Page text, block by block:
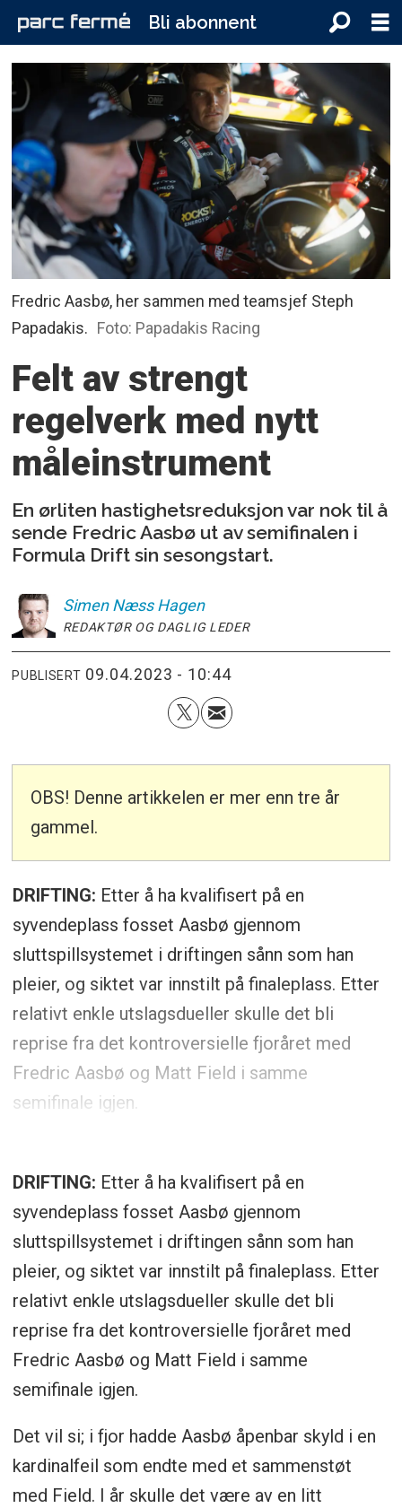
Bli abonnent
Fredric Aasbø, her sammen med teamsjef Steph
Papadakis. Foto: Papadakis Racing
Felt av strengt
regelverk med nytt
måleinstrument
En ørliten hastighetsreduksjon var nok til å
sende Fredric Aasbø ut av semifinalen i
Formula Drift sin sesongstart.
Simen Næss Hagen
REDAKTØR OG DAGLIG LEDER
PUBLISERT 09.04.2023 - 10:44
OBS! Denne artikkelen er mer enn tre år
gammel.
DRIFTING: Etter å ha kvalifisert på en
syvendeplass fosset Aasbø gjennom
sluttspillsystemet i driftingen sånn som han
pleier, og siktet var innstilt på finaleplass. Etter
relativt enkle utslagsdueller skulle det bli
reprise fra det kontroversielle fjoråret med
Fredric Aasbø og Matt Field i samme
semifinale igjen.
DRIFTING: Etter å ha kvalifisert på en
syvendeplass fosset Aasbø gjennom
sluttspillsystemet i driftingen sånn som han
pleier, og siktet var innstilt på finaleplass. Etter
relativt enkle utslagsdueller skulle det bli
reprise fra det kontroversielle fjoråret med
Fredric Aasbø og Matt Field i samme
semifinale igjen.
Det vil si; i fjor hadde Aasbø åpenbar skyld i en
kardinalfeil som endte med et sammenstøt
med Field. I år skulle det være av en litt